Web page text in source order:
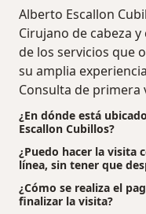
Alberto Escallon
Cirujano de cabeza
de los servicios que
su amplia
Consulta de primera
¿En dónde está
Escallon Cubillos?
¿Puedo hacer la visita
línea, sin tener que
¿Cómo se realiza el
finalizar la visita?